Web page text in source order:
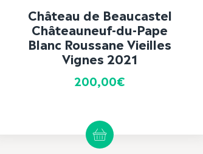
Château de Beaucastel
Châteauneuf-du-Pape
Blanc Roussane Vieilles
Vignes 2021
200,00€